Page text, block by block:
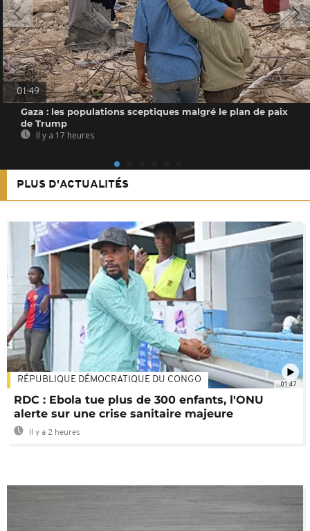
01:49
Gaza : les populations sceptiques malgré le plan de paix
de Trump
Il y a 17 heures
PLUS D'ACTUALITÉS
01:47
RÉPUBLIQUE DÉMOCRATIQUE DU CONGO
RDC : Ebola tue plus de 300 enfants, l'ONU
alerte sur une crise sanitaire majeure
Il y a 2 heures